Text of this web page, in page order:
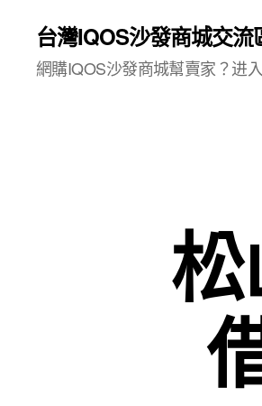
台灣IQOS沙發商城交流
網購IQOS沙發商城幫賣家？进